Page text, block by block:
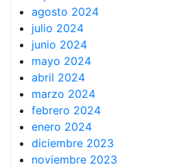
agosto 2024
julio 2024
junio 2024
mayo 2024
abril 2024
marzo 2024
febrero 2024
enero 2024
diciembre 2023
noviembre 2023